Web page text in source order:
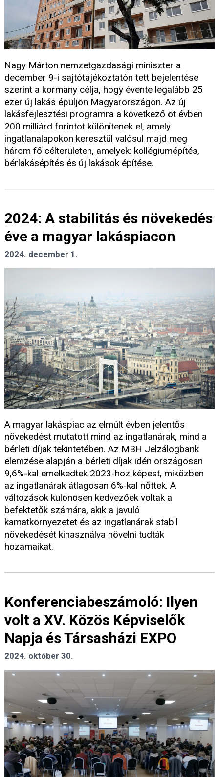
Nagy Márton nemzetgazdasági miniszter a
december 9-i sajtótájékoztatón tett bejelentése
szerint a kormány célja, hogy évente legalább 25
ezer új lakás épüljön Magyarországon. Az új
lakásfejlesztési programra a következő öt évben
200 milliárd forintot különítenek el, amely
ingatlanalapokon keresztül valósul majd meg
három fő célterületen, amelyek: kollégiumépítés,
bérlakásépítés és új lakások építése.
2024: A stabilitás és növekedés
éve a magyar lakáspiacon
2024. december 1.
A magyar lakáspiac az elmúlt évben jelentős
növekedést mutatott mind az ingatlanárak, mind a
bérleti díjak tekintetében. Az MBH Jelzálogbank
elemzése alapján a bérleti díjak idén országosan
9,6%-kal emelkedtek 2023-hoz képest, miközben
az ingatlanárak átlagosan 6%-kal nőttek. A
változások különösen kedvezőek voltak a
befektetők számára, akik a javuló
kamatkörnyezetet és az ingatlanárak stabil
növekedését kihasználva növelni tudták
hozamaikat.
Konferenciabeszámoló: Ilyen
volt a XV. Közös Képviselők
Napja és Társasházi EXPO
2024. október 30.